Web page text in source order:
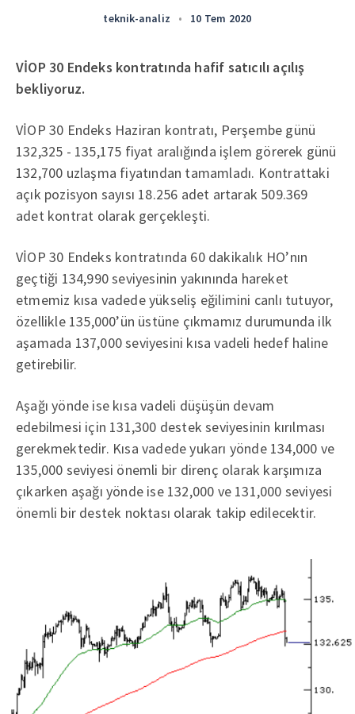
teknik-analiz • 10 Tem 2020
VİOP 30 Endeks kontratında hafif satıcılı açılış
bekliyoruz.
VİOP 30 Endeks Haziran kontratı, Perşembe günü
132,325 - 135,175 fiyat aralığında işlem görerek günü
132,700 uzlaşma fiyatından tamamladı. Kontrattaki
açık pozisyon sayısı 18.256 adet artarak 509.369
adet kontrat olarak gerçekleşti.
VİOP 30 Endeks kontratında 60 dakikalık HO’nın
geçtiği 134,990 seviyesinin yakınında hareket
etmemiz kısa vadede yükseliş eğilimini canlı tutuyor,
özellikle 135,000’ün üstüne çıkmamız durumunda ilk
aşamada 137,000 seviyesini kısa vadeli hedef haline
getirebilir.
Aşağı yönde ise kısa vadeli düşüşün devam
edebilmesi için 131,300 destek seviyesinin kırılması
gerekmektedir. Kısa vadede yukarı yönde 134,000 ve
135,000 seviyesi önemli bir direnç olarak karşımıza
çıkarken aşağı yönde ise 132,000 ve 131,000 seviyesi
önemli bir destek noktası olarak takip edilecektir.